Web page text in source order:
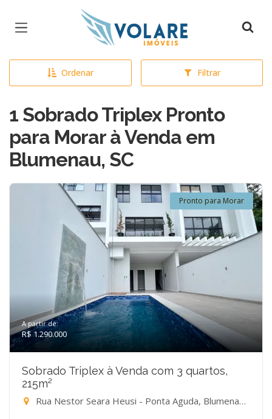
Página inicial
Ordenar Filtrar
1 Sobrado Triplex Pronto
para Morar à Venda em
Blumenau, SC
Pronto para Morar
A partir de:
R$ 1.290.000
Sobrado Triplex à Venda com 3 quartos,
215m²
Rua Nestor Seara Heusi - Ponta Aguda, Blumenau-SC